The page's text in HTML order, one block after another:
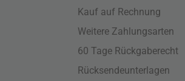
Kauf auf Rechnung
Weitere Zahlungsarten
60 Tage Rückgaberecht
Rücksendeunterlagen